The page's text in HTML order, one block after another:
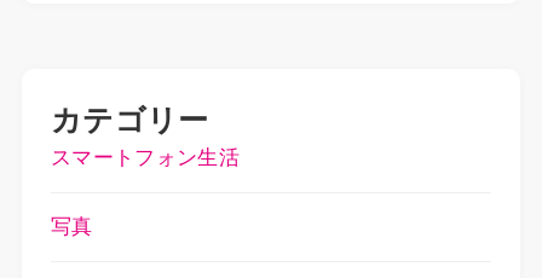
カテゴリー
スマートフォン生活
写真